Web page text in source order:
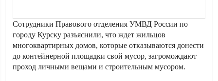
Сотрудники Правового отделения УМВД России по
городу Курску разъяснили, что ждет жильцов
многоквартирных домов, которые отказываются донести
до контейнерной площадки свой мусор, загромождают
проход личными вещами и строительным мусором.